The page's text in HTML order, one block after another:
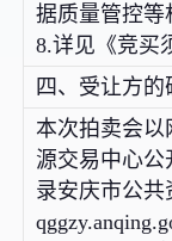
据质量管控等
8.详见《竞买
四、受让方的
本次拍卖会以
源交易中心
录安庆市公共